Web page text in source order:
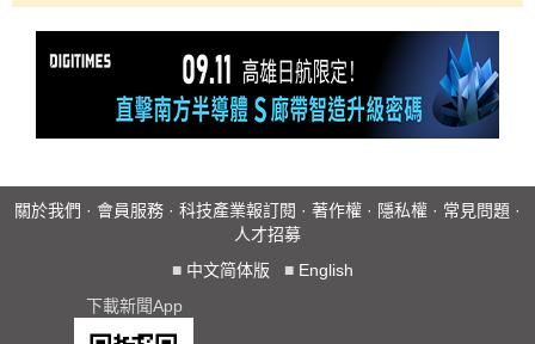
關於我們 · 會員服務 · 科技產業報訂閱 · 著作權 · 隱私權 · 常見問題 ·
人才招募
■ 中文简体版 ■ English
下載新聞App